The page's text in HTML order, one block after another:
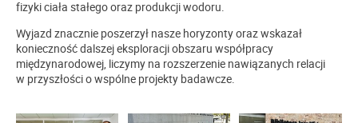
fizyki ciała stałego oraz produkcji wodoru.
Wyjazd znacznie poszerzył nasze horyzonty oraz wskazał
konieczność dalszej eksploracji obszaru współpracy
międzynarodowej, liczymy na rozszerzenie nawiązanych relacji
w przyszłości o wspólne projekty badawcze.